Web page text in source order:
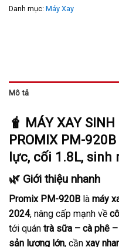
Danh mục: Máy Xay
Mô tả
🧋 MÁY XAY SINH
PROMIX PM-
lực, cối 1.8L, sinh
🌿 Giới thiệu nhanh
Promix PM-920B là máy
2024, nâng cấp mạnh về
tới quán trà sữa – cà phê
sản lượng lớn, cần xay